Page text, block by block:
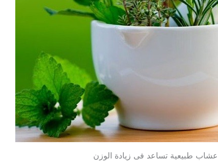
طبيعية تساعد فى زيادة الوزن